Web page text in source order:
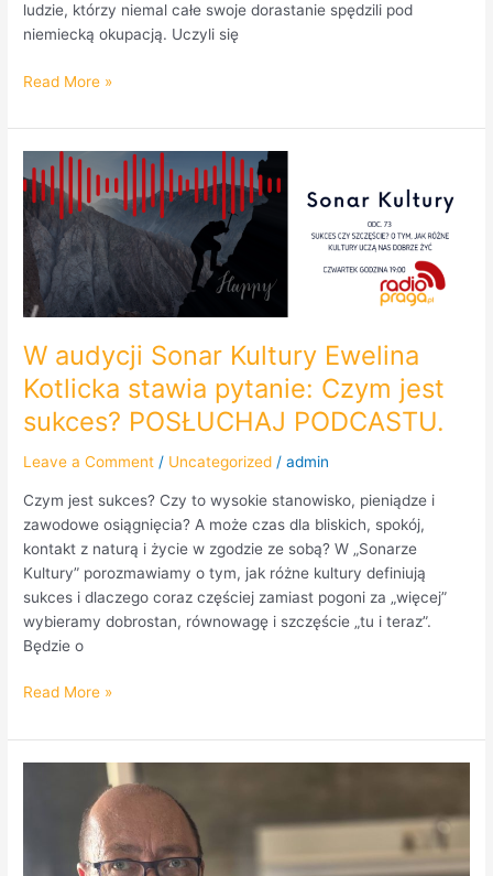
ludzie, którzy niemal całe swoje dorastanie spędzili pod
niemiecką okupacją. Uczyli się
Read More »
W audycji Sonar Kultury Ewelina
Kotlicka stawia pytanie: Czym jest
sukces? POSŁUCHAJ PODCASTU.
Leave a Comment / Uncategorized /admin
Czym jest sukces? Czy to wysokie stanowisko, pieniądze i
zawodowe osiągnięcia? A może czas dla bliskich, spokój,
kontakt z naturą i życie w zgodzie ze sobą? W „Sonarze
Kultury” porozmawiamy o tym, jak różne kultury definiują
sukces i dlaczego coraz częściej zamiast pogoni za „więcej”
wybieramy dobrostan, równowagę i szczęście „tu i teraz”.
Będzie o
audycji
Sonar
Kultury
Ewelina
Kotlicka
stawia
Czym
jest
sukces?
POSŁUCHAJ
PODCASTU.
Read More »
Kwaśniewski